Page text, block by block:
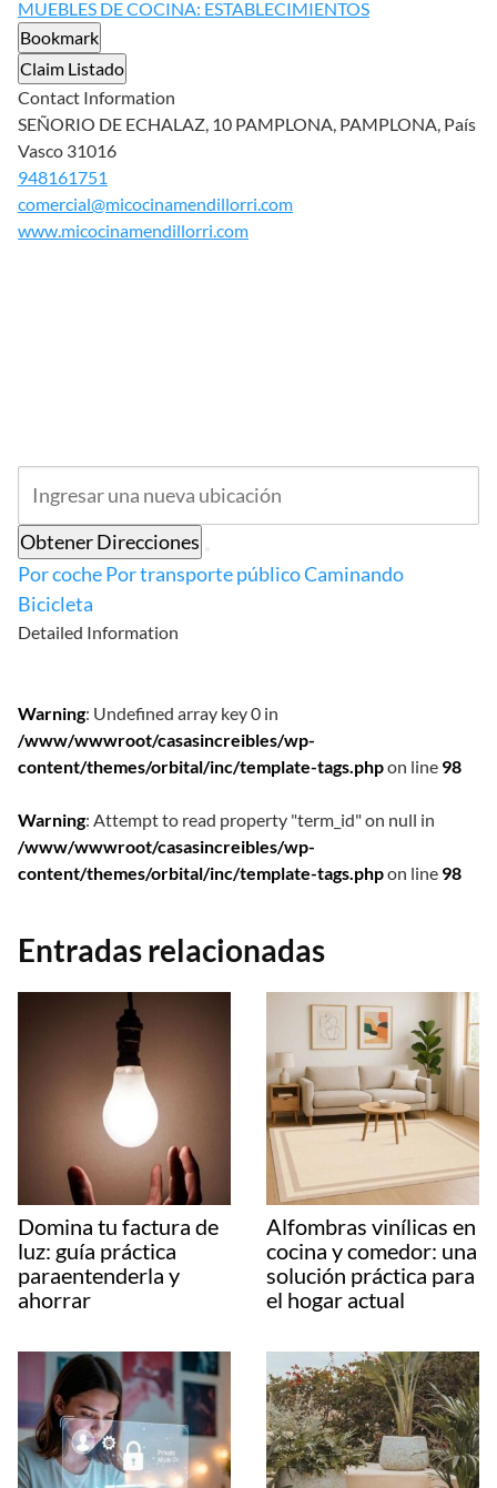
MUEBLES DE COCINA: ESTABLECIMIENTOS
Bookmark
Claim Listado
Contact Information
SEÑORIO DE ECHALAZ, 10 PAMPLONA, PAMPLONA, País
Vasco 31016
948161751
comercial@micocinamendillorri.com
www.micocinamendillorri.com
Obtener Direcciones
Por cochePor transporte públicoCaminando
Bicicleta
Detailed Information
Warning: Undefined array key 0 in
/www/wwwroot/casasincreibles/wp-
content/themes/orbital/inc/template-tags.phpon line 98
Warning: Attempt to read property "term_id" on null in
/www/wwwroot/casasincreibles/wp-
content/themes/orbital/inc/template-tags.phpon line 98
Entradas relacionadas
Domina tu factura de
luz: guía práctica
paraentenderla y
ahorrar
Alfombras vinílicas en
cocina y comedor: una
solución práctica para
el hogar actual